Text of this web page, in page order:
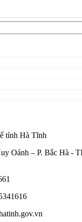
tỉnh Hà Tĩnh
Oánh – P. Bắc Hà -